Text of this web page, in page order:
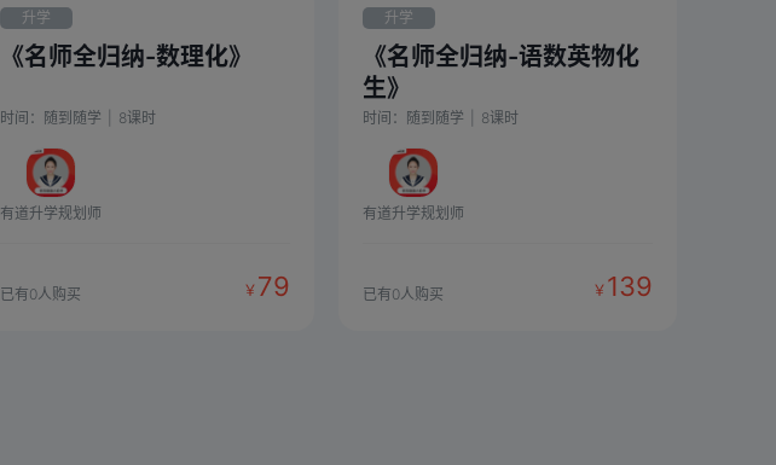
升学
《名师全归纳-数理化》
时间： 随到随学 8课时
有道升学规划师
已有0人购买 ￥ 79
升学
《名师全归纳-语数英物化
生》
时间： 随到随学 8课时
有道升学规划师
已有0人购买 ￥ 139